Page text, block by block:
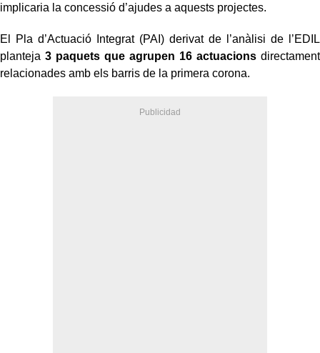
implicaria la concessió d’ajudes a aquests projectes.
El Pla d’Actuació Integrat (PAI) derivat de l’anàlisi de l’EDIL
planteja 3 paquets que agrupen 16 actuacionsdirectament
relacionades amb els barris de la primera corona.